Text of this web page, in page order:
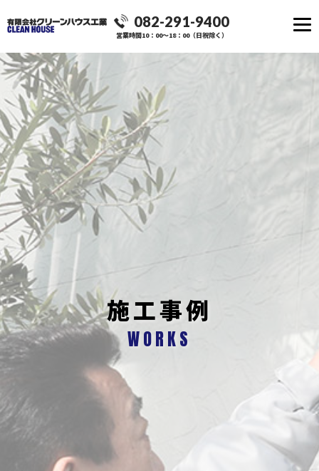
082-291-9400
営業時間10：00～18：00（日祝除く）
施工事例
WORKS